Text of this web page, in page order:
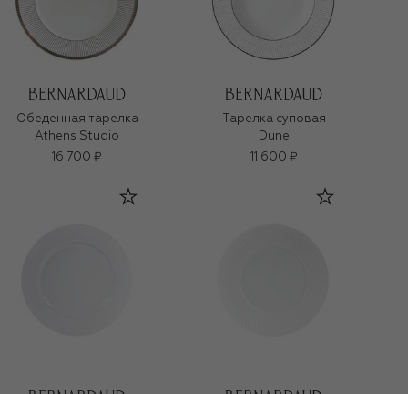
Обеденная тарелка
Athens Studio
16 700 ₽
Тарелка суповая
Dune
11 600 ₽